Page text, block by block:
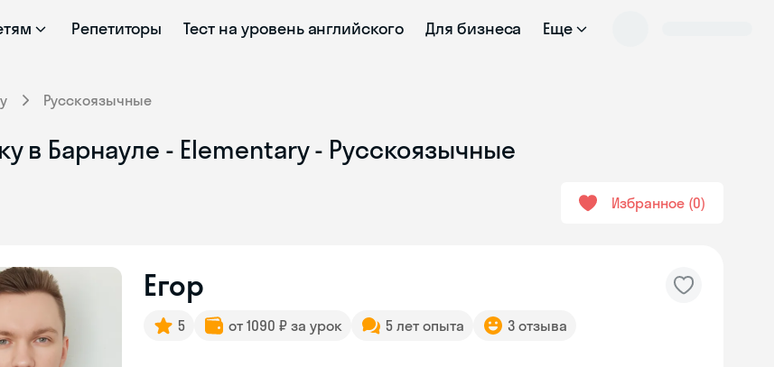
Репетиторы Тест на уровень английского Для бизнеса Еще
Русскоязычные
в Барнауле - Elementary - Русскоязычные
Избранное 0
Егор
5 от 1090 ₽ за урок 5 лет опыта 3 отзыва